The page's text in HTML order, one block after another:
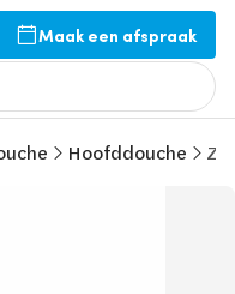
Maak een afspraak
Hoofddouche